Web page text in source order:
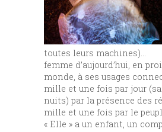
toutes leurs machines)…
femme d’aujourd’hui, en
monde, à ses usages
mille et une fois par jour
nuits) par la présence des
mille et une fois par le
« Elle » a un enfant, un